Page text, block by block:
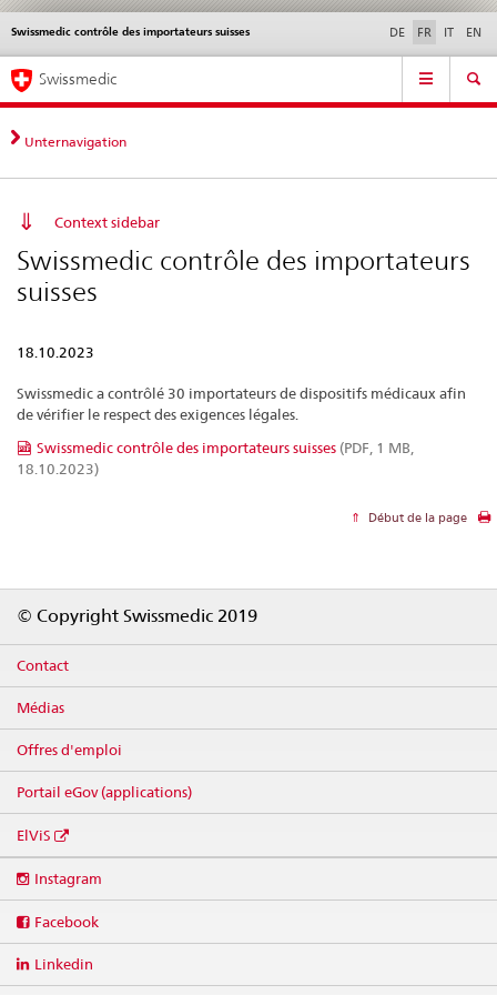
Navigation
directe:
actualités,
bases
contact
Actualités & Mises à
normes
Contact | Support &
aide
Swissmedic contrôle des importateurs suisses DE FR IT EN
Service
Navigation
Swissmedic
Unternavigation
Context sidebar
Swissmedic contrôle des importateurs
suisses
18.10.2023
Swissmedic a contrôlé 30 importateurs de dispositifs médicaux afin
de vérifier le respect des exigences légales.
Swissmedic contrôle des importateurs suisses (PDF, 1 MB,
18.10.2023)
Début de la page
© Copyright Swissmedic 2019
Contact
Médias
Offres d'emploi
Portail eGov (applications)
ElViS
media
Instagram
Facebook
Linkedin